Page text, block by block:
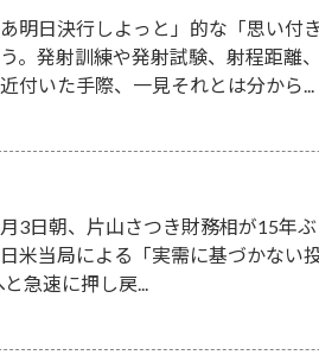
明日決行しよっと」的な「思い
。発射訓練や発射試験、射程距
付いた手際、一見それとは分から...
3日朝、片山さつき財務相が15年
米当局による「実需に基づかない
急速に押し戻...